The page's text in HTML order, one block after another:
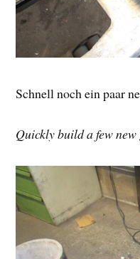
Schnell noch ein paar
Quickly build a few